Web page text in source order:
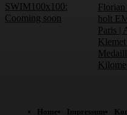
SWIM100x100:
Cooming soon
holt
Paris |
Home Impressum